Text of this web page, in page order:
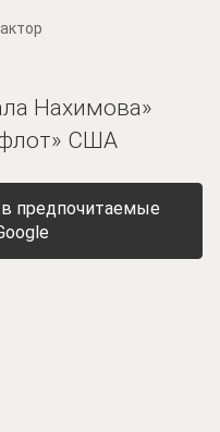
Нахимова»
США
предпочитаемые